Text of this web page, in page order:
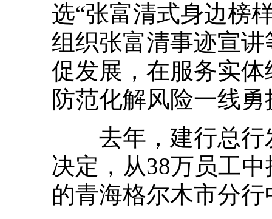
选“张富清式身边榜
组织张富清事迹宣
促发展，在服务实
防范化解风险一线
去年，建行总行
决定，从38万员工
的青海格尔木市分